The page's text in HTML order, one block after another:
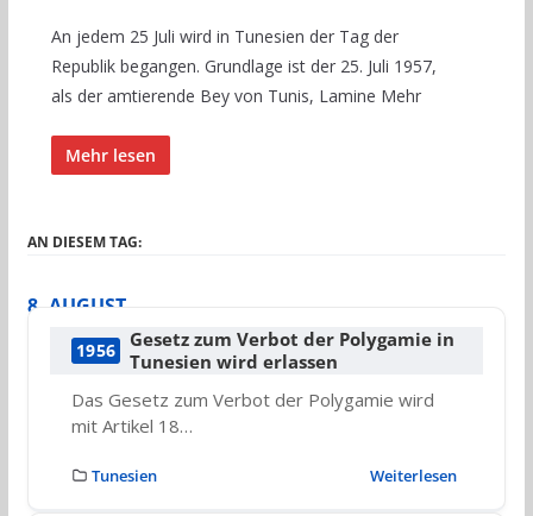
An jedem 25 Juli wird in Tunesien der Tag der
Republik begangen. Grundlage ist der 25. Juli 1957,
als der amtierende Bey von Tunis, Lamine Mehr
Mehr lesen
AN DIESEM TAG:
8. AUGUST
1956
Gesetz zum Verbot der Polygamie in
Tunesien wird erlassen
Das Gesetz zum Verbot der Polygamie wird
mit Artikel 18…
Tunesien Weiterlesen